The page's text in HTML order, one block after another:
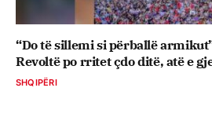
“Do të sillemi si përballë
Revoltë po rritet çdo ditë, atë e
SHQIPËRI